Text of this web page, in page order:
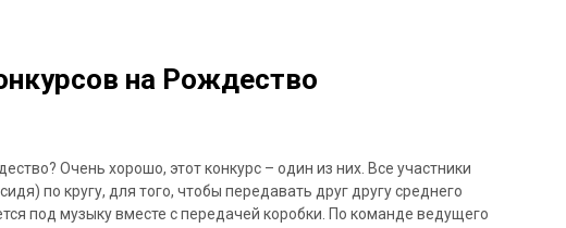
на Рождество
Очень хорошо, этот конкурс – один из них. Все участники
по кругу, для того, чтобы передавать друг другу среднего
под музыку вместе с передачей коробки. По команде ведущего